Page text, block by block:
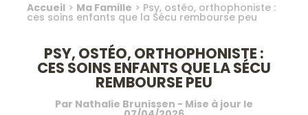
Accueil > Ma Famille > Psy, ostéo, orthophoniste :
ces soins enfants que la Sécu rembourse peu
PSY, OSTÉO, ORTHOPHONISTE :
CES SOINS ENFANTS QUE LA SÉCU
REMBOURSE PEU
Par Nathalie Brunissen - Mise à jour le